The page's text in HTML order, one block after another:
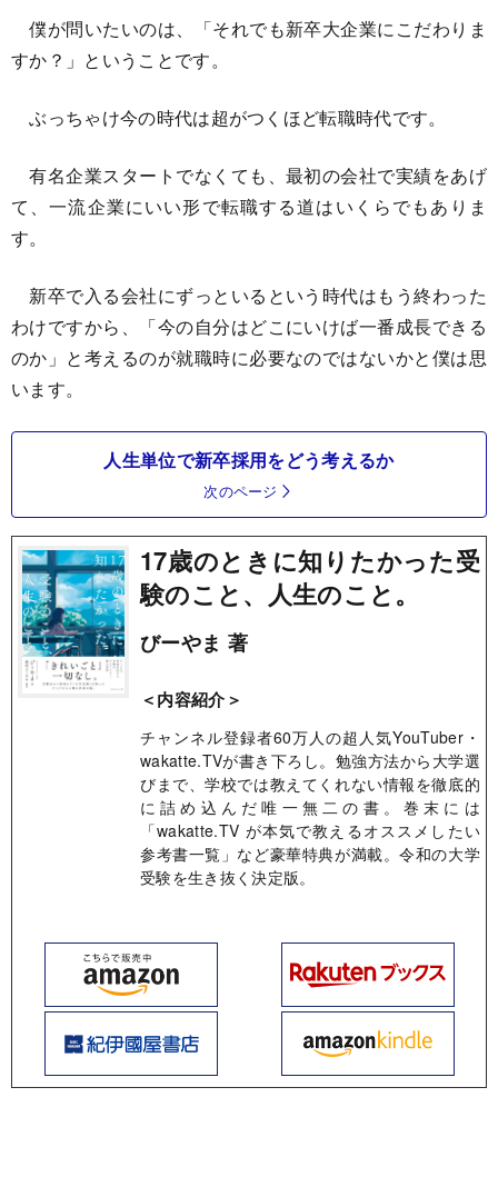
僕が問いたいのは、「それでも新卒大企業にこだわりま
すか？」ということです。
ぶっちゃけ今の時代は超がつくほど転職時代です。
有名企業スタートでなくても、最初の会社で実績をあげ
て、一流企業にいい形で転職する道はいくらでもありま
す。
新卒で入る会社にずっといるという時代はもう終わった
わけですから、「今の自分はどこにいけば一番成長できる
のか」と考えるのが就職時に必要なのではないかと僕は思
います。
人生単位で新卒採用をどう考えるか
次のページ
17歳のときに知りたかった受
験のこと、人生のこと。
びーやま 著
＜内容紹介＞
チャンネル登録者60万人の超人気YouTuber・
wakatte.TVが書き下ろし。勉強方法から大学選
びまで、学校では教えてくれない情報を徹底的
に詰め込んだ唯一無二の書。巻末には
「wakatte.TV が本気で教えるオススメしたい
参考書一覧」など豪華特典が満載。令和の大学
受験を生き抜く決定版。